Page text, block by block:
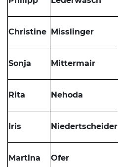
Christine Misslinger
Sonja Mittermair
Rita Nehoda
Iris Niedertscheider
Martina Ofer